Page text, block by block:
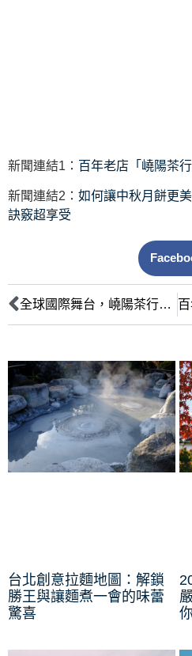
新聞連結1： 百年老店「嶢陽茶
新聞連結2： 如何讓中秋月餅更
訣竅超享受
全球國際舞台，嶢陽茶行橫掃各大獎項
台北創意拉麵地圖：解鎖
勝王與讓麵煮一會的味蕾
驚喜